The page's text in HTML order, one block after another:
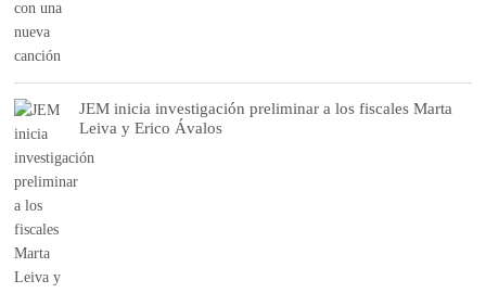
JEM inicia investigación preliminar a los fiscales Marta
Leiva y Erico Ávalos